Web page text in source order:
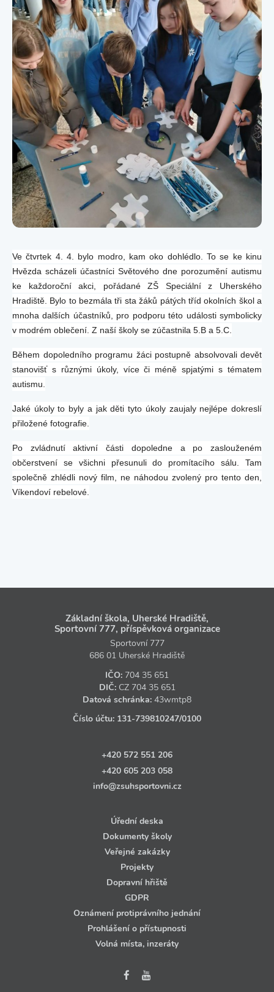
Ve čtvrtek 4. 4. bylo modro, kam oko dohlédlo. To se ke kinu
Hvězda scházeli účastníci Světového dne porozumění autismu
ke každoroční akci, pořádané ZŠ Speciální z Uherského
Hradiště. Bylo to bezmála tři sta žáků pátých tříd okolních škol a
mnoha dalších účastníků, pro podporu této události symbolicky
v modrém oblečení. Z naší školy se zúčastnila 5.B a 5.C.
Během dopoledního programu žáci postupně absolvovali devět
stanovišť s různými úkoly, více či méně spjatými s tématem
autismu.
Jaké úkoly to byly a jak děti tyto úkoly zaujaly nejlépe dokreslí
přiložené fotografie.
Po zvládnutí aktivní části dopoledne a po zaslouženém
občerstvení se všichni přesunuli do promítacího sálu. Tam
společně zhlédli nový film, ne náhodou zvolený pro tento den,
Víkendoví rebelové.
Základní škola, Uherské Hradiště,
Sportovní 777, příspěvková organizace
Sportovní 777
686 01 Uherské Hradiště
IČO: 704 35 651
DIČ: CZ 704 35 651
Datová schránka: 43wmtp8
Číslo účtu: 131‑739810247/0100
+420 572 551 206
+420 605 203 058
info@zsuhsportovni.cz
Úřední deska
Dokumenty školy
Veřejné zakázky
Projekty
Dopravní hřiště
GDPR
Oznámení protiprávního jednání
Prohlášení o přístupnosti
Volná místa, inzeráty